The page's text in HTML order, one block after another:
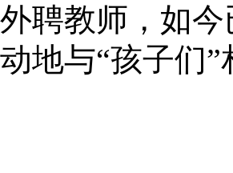
外聘教师， 如今
动地与“孩子们